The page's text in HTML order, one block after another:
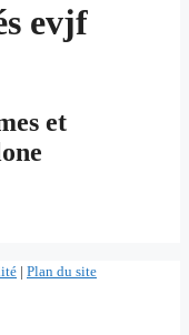
evjf
et
| Plan du site